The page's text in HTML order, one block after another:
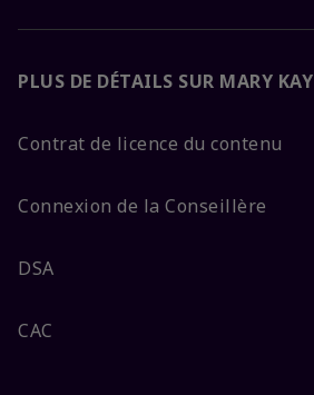
PLUS DE DÉTAILS SUR MARY KAY
Contrat de licence du contenu
Connexion de la Conseillère
DSA
CAC